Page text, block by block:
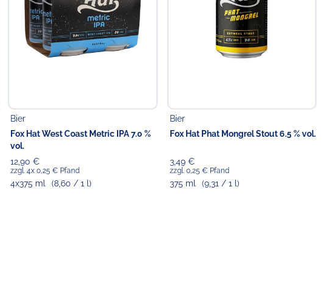
Bier
Fox Hat West Coast Metric IPA 7.0 %
vol.
12,90 €
zzgl. 4x 0,25 € Pfand
4x375 ml (8,60 / 1 l)
Bier
Fox Hat Phat Mongrel Stout 6.5 % vol.
3,49 €
zzgl. 0,25 € Pfand
375 ml (9,31 / 1 l)